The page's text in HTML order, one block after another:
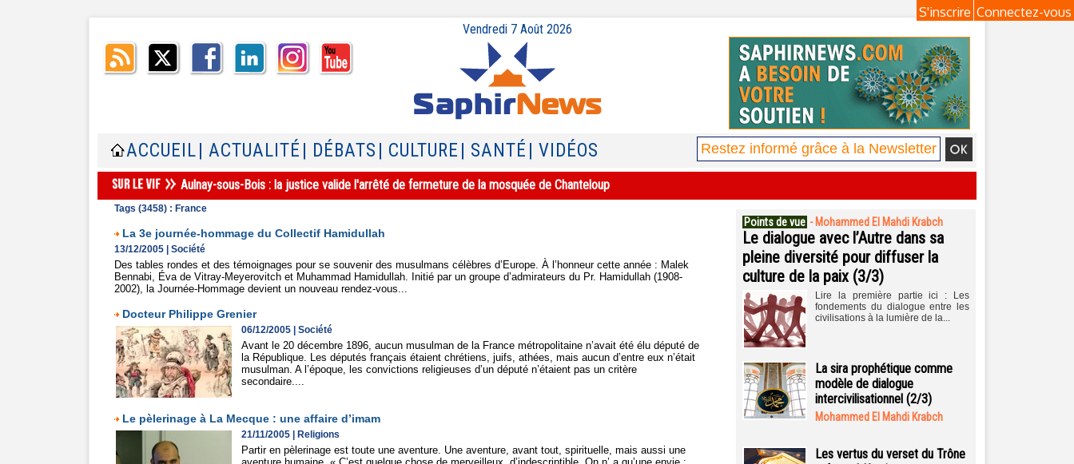
Connectez-vous
S'inscrire
Vendredi 7 Août 2026
ACCUEIL | ACTUALITÉ | DÉBATS | CULTURE | SANTÉ | VIDÉOS
Aulnay-sous-Bois : la justice valide l'arrêté de fermeture de la mosquée de Chanteloup
Tags (3458) : France
La 3e journée-hommage du Collectif Hamidullah
13/12/2005 Société
Des tables rondes et des témoignages pour se souvenir des musulmans célèbres d’Europe. À l’honneur cette année : Malek
Bennabi, Éva de Vitray-Meyerovitch et Muhammad Hamidullah. Initié par un groupe d’admirateurs du Pr. Hamidullah (1908-
2002), la Journée-Hommage devient un nouveau rendez-vous...
Docteur Philippe Grenier
06/12/2005 Société
Avant le 20 décembre 1896, aucun musulman de la France métropolitaine n’avait été élu député de
la République. Les députés français étaient chrétiens, juifs, athées, mais aucun d’entre eux n’était
musulman. A l’époque, les convictions religieuses d’un député n’étaient pas un critère
secondaire....
Le pèlerinage à La Mecque : une affaire d’imam
21/11/2005 Religions
Partir en pèlerinage est toute une aventure. Une aventure, avant tout, spirituelle, mais aussi une
Points de vue - Mohammed El Mahdi Krabch
Le dialogue avec l’Autre dans sa
pleine diversité pour diffuser la
culture de la paix (3/3)
Lire la première partie ici : Les
fondements du dialogue entre les
civilisations à la lumière de la...
La sira prophétique comme
modèle de dialogue
intercivilisationnel (2/3)
Mohammed El Mahdi Krabch
Les vertus du verset du Trône